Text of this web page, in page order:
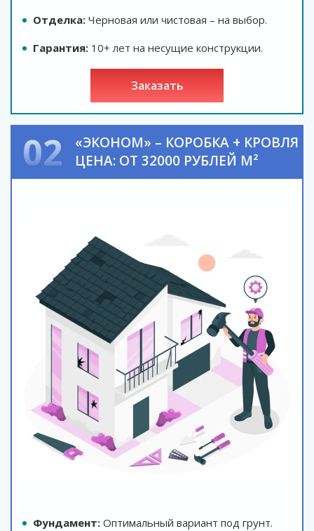
Отделка: Черновая или чистовая – на выбор.
Гарантия: 10+ лет на несущие конструкции.
заказать
02
«ЭКОНОМ» – КОРОБКА + КРОВЛЯ
ЦЕНА: ОТ 32000 РУБЛЕЙ М²
Фундамент: Оптимальный вариант под грунт.